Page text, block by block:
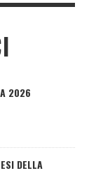
2026
DELLA